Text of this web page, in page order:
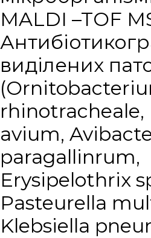
MALDI –TOF
виділених
rhinotracheale,
avium,
paragallinrum,
Erysipelothrix
Pasteurella
Klebsiella